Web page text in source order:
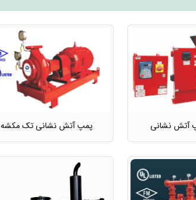
آتش نشانی پمپ آتش نشانی تک مکشه